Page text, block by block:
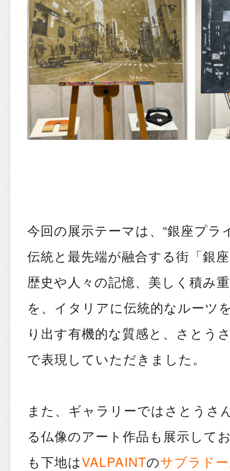
今回の展示テーマは、“銀座プラ
伝統と最先端が融合する街「銀
歴史や人々の記憶、美しく積み
を、イタリアに伝統的なルーツ
り出す有機的な質感と、さとう
で表現していただきました。
また、ギャラリーではさとうさ
る仏像のアート作品も展示して
も下地はVALPAINTのサブラド